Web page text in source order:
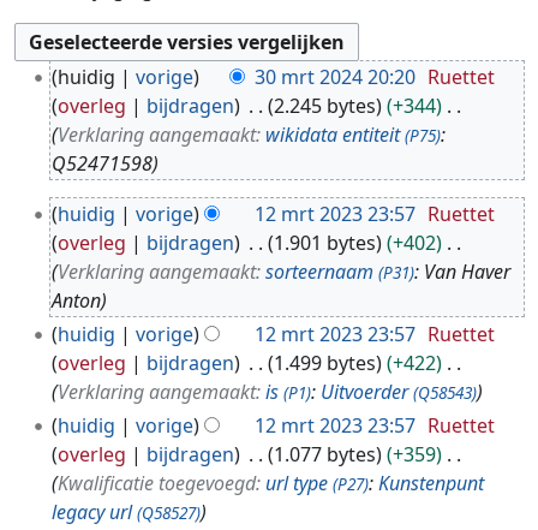
huidig vorige 30 mrt 2024 20:20 Ruettet
overleg
bijdragen 2.245 bytes
+344
Verklaring aangemaakt: wikidata entiteit (P75):
Q52471598
huidig vorige 12 mrt 2023 23:57 Ruettet
overleg
bijdragen 1.901 bytes
+402
Verklaring aangemaakt:sorteernaam (P31): Van Haver
Anton
huidig
vorige 12 mrt 2023 23:57 Ruettet
overleg
bijdragen 1.499 bytes
+422
Verklaring aangemaakt:is (P1): Uitvoerder (Q58543)
huidig vorige 12 mrt 2023 23:57 Ruettet
overleg
bijdragen 1.077 bytes
+359
Kwalificatie toegevoegd: url type (P27):Kunstenpunt
legacy url (Q58527)